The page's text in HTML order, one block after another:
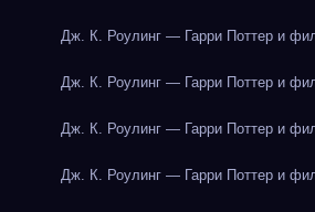
Дж. К. Роулинг — Гарри Поттер и
Дж. К. Роулинг — Гарри Поттер и
Дж. К. Роулинг — Гарри Поттер и
Дж. К. Роулинг — Гарри Поттер и